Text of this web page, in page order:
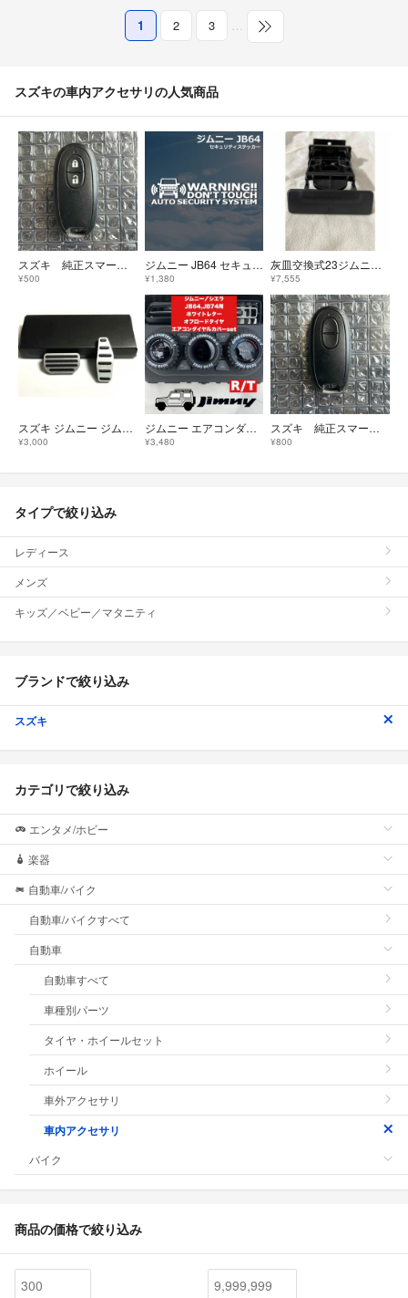
1 2 3 …
スズキの車内アクセサリの人気商品
スズキ 純正スマートキー ワゴンR 007YUUL0212
¥500
ジムニー JB64 セキュリティステッカー 2枚セット 盗難防止
¥1,380
灰皿交換式23ジムニー純正カップホルダー
¥7,555
スズキ ジムニー ジムニーシエラ ジムニーノマド アルミペダル 取付簡単
¥3,000
ジムニー エアコンダイヤルカバー ホワイトレター R/T JB64 JB74
¥3,480
スズキ 純正スマートキー スペーシア 007-AA0080
¥800
タイプで絞り込み
レディース
メンズ
キッズ／ベビー／マタニティ
ブランドで絞り込み
スズキ
カテゴリで絞り込み
エンタメ/ホビー
楽器
自動車/バイク
自動車/バイクすべて
自動車
自動車すべて
車種別パーツ
タイヤ・ホイールセット
ホイール
車外アクセサリ
車内アクセサリ
バイク
商品の価格で絞り込み